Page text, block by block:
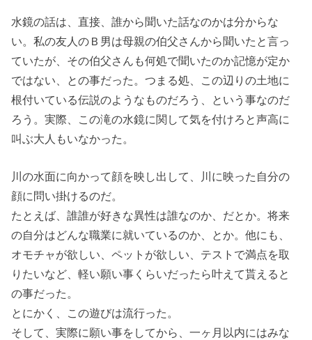
水鏡の話は、直接、誰から聞いた話なのかは分からな
い。私の友人のＢ男は母親の伯父さんから聞いたと言っ
ていたが、その伯父さんも何処で聞いたのか記憶が定か
ではない、との事だった。つまる処、この辺りの土地に
根付いている伝説のようなものだろう、という事なのだ
ろう。実際、この滝の水鏡に関して気を付けろと声高に
叫ぶ大人もいなかった。
川の水面に向かって顔を映し出して、川に映った自分の
顔に問い掛けるのだ。
たとえば、誰誰が好きな異性は誰なのか、だとか。将来
の自分はどんな職業に就いているのか、とか。他にも、
オモチャが欲しい、ペットが欲しい、テストで満点を取
りたいなど、軽い願い事くらいだったら叶えて貰えると
の事だった。
とにかく、この遊びは流行った。
そして、実際に願い事をしてから、一ヶ月以内にはみな